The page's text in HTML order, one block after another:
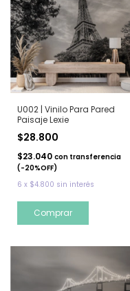
U002 | Vinilo Para Pared
Paisaje Lexie
$28.800
$23.040 con transferencia
(-20%OFF)
6 x $4.800 sin interés